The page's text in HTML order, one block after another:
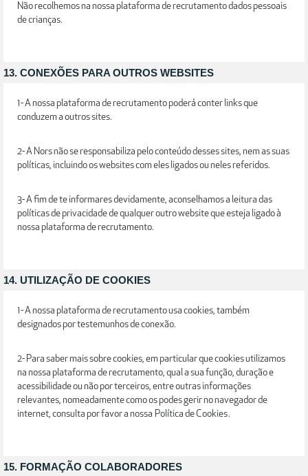
Não recolhemos na nossa plataforma de recrutamento dados pessoais
de crianças.
13. CONEXÕES PARA OUTROS WEBSITES
1- A nossa plataforma de recrutamento poderá conter links que
conduzem a outros sites.
2- A Nors não se responsabiliza pelo conteúdo desses sites, nem as suas
políticas, incluindo os websites com eles ligados ou neles referidos.
3- A fim de te informares devidamente, aconselhamos a leitura das
políticas de privacidade de qualquer outro website que esteja ligado à
nossa plataforma de recrutamento.
14. UTILIZAÇÃO DE COOKIES
1- A nossa plataforma de recrutamento usa cookies, também
designados por testemunhos de conexão.
2- Para saber mais sobre cookies, em particular que cookies utilizamos
na nossa plataforma de recrutamento, qual a sua função, duração e
acessibilidade ou não por terceiros, entre outras informações
relevantes, nomeadamente como os podes gerir no navegador de
internet, consulta por favor a nossa Política de Cookies.
15. FORMAÇÃO COLABORADORES